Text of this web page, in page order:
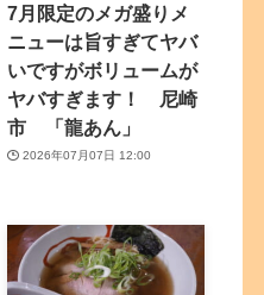
7月限定のメガ盛りメ
ニューは旨すぎてヤバ
いですがボリュームが
ヤバすぎます！ 尼崎
市 「龍あん」
2026年07月07日 12:00